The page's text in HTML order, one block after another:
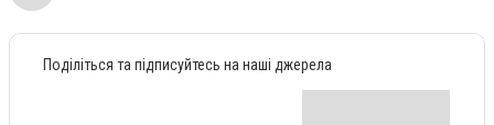
Поділіться та підписуйтесь на наші джерела